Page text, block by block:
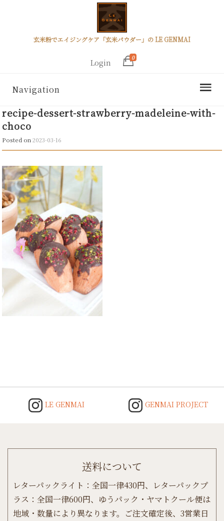
玄米粉でエイジングケア「玄米パウダー」の LE GENMAI
Login
0
Navigation
recipe-dessert-strawberry-madeleine-with-
choco
Posted on2023-03-16
LE GENMAI GENMAI PROJECT
送料について
レターパックライト：全国一律430円、レターパックプ
ラス：全国一律600円、ゆうパック・ヤマトクール便は
地域・数量により異なります。ご注文確定後、3営業日